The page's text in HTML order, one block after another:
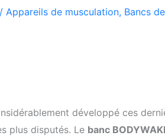
/ Appareils de musculation, Bancs
développé ces
plus disputés. Le banc